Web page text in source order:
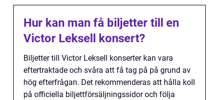
Hur kan man få biljetter till en
Victor Leksell konsert?
Biljetter till Victor Leksell konserter kan vara
eftertraktade och svåra att få tag på på grund av
hög efterfrågan. Det rekommenderas att hålla koll
på officiella biljettförsäljningssidor och följa